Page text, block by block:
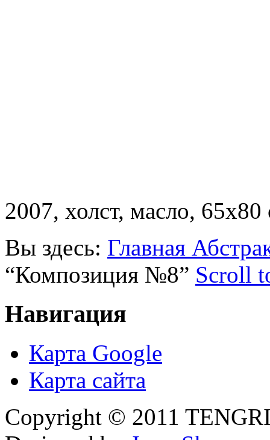
2007, холст, масло, 65х80
Вы здесь: Главная
“Композиция №8” Scroll
Навигация
Карта Google
Карта сайта
Copyright © 2011